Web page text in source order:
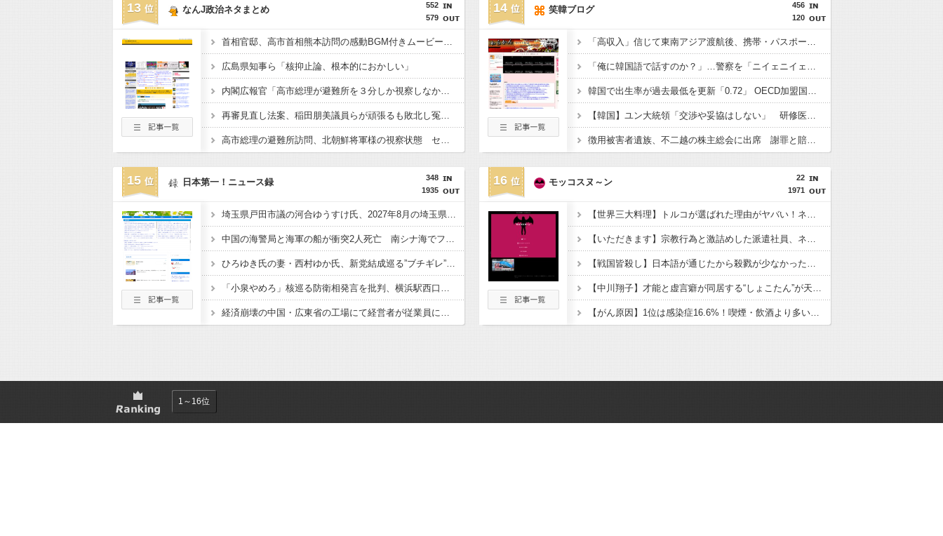
13
552
579
なんJ政治ネタまとめ
首相官邸、高市首相熊本訪問の感動BGM付きムービーを投稿「全部が全部ありがたかったです」
広島県知事ら「核抑止論、根本的におかしい」
内閣広報官「高市総理が避難所を３分しか視察しなかったなんてデマ！50分いたぞ????」 →しかし事実上の視察は数分で正解
再審見直し法案、稲田朋美議員らが頑張るも敗北し冤罪当事者が失望する内容に終わる
高市総理の避難所訪問、北朝鮮将軍様の視察状態 セッティグされた場所に登場し 「ここは快適で至れり尽くせり、日本人で良かった」と賛美を受ける しかし他の避難所では…
14
456
120
笑韓ブログ
「高収入」信じて東南アジア渡航後、携帯・パスポート奪われ監禁…韓国人の被害急増
「俺に韓国語で話すのか？」…警察を「ニイェニイェニイェ」とからかう韓国滞在外国人の投稿動画が物議
韓国で出生率が過去最低を更新「0.72」 OECD加盟国で唯一 1を下回る
【韓国】ユン大統領「交渉や妥協はしない」 研修医集団ボイコット受け
徴用被害者遺族、不二越の株主総会に出席 謝罪と賠償求める
15
348
1935
日本第一！ニュース録
埼玉県戸田市議の河合ゆうすけ氏、2027年8月の埼玉県知事選への立候補を表明
中国の海警局と海軍の船が衝突2人死亡 南シナ海でフィリピン船を追跡中、公表までに1年
ひろゆき氏の妻・西村ゆか氏、新党結成巡る”ブチギレ”投稿を謝罪「配慮に欠けた行動でした」 夫婦で投稿
「小泉やめろ」核巡る防衛相発言を批判、横浜駅西口で市民ら #高市小泉麻生めちゃくちゃじゃんニュースdeプロテスト
経済崩壊の中国・広東省の工場にて経営者が従業員に半年以上給料未払いした挙句高飛び。工場は空っぽに
16
22
1971
モッコスヌ～ン
【世界三大料理】トルコが選ばれた理由がヤバい！ネット民が激論した結果
【いただきます】宗教行為と激詰めした派遣社員、ネットで大炎上
【戦国皆殺し】日本語が通じたから殺戮が少なかった？歴史の真実
【中川翔子】才能と虚言癖が同居する“しょこたん”が天下を取れなかった理由
【がん原因】1位は感染症16.6%！喫煙・飲酒より多い衝撃の真実
1～16位